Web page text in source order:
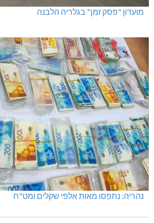
מועדון "פסק זמן" בגלריה הלבנה
נהריה: נתפסו מאות אלפי שקלים ומט"ח